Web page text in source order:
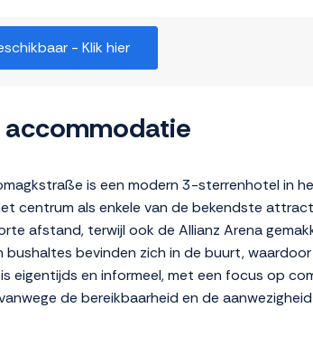
- Klik hier
is een modern 3-sterrenhotel in
centrum als enkele van de bekendste
afstand, terwijl ook de Allianz Arena
bushaltes bevinden zich in de buurt,
eigentijds en informeel, met een focus op
de bereikbaarheid en de